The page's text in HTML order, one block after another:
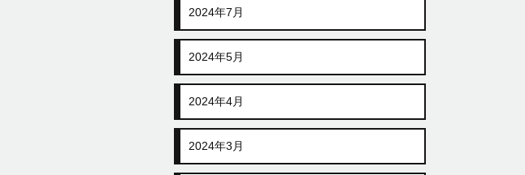
2024年7月
2024年5月
2024年4月
2024年3月